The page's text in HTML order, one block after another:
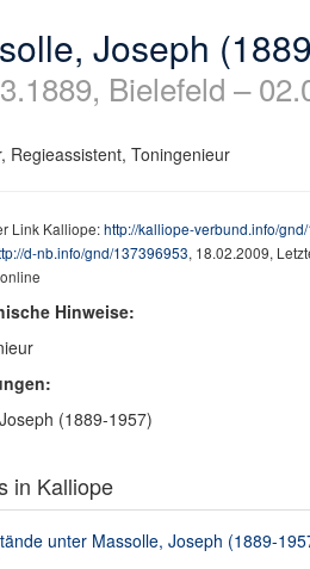
Joseph
Bielefeld –
Regieassistent, Toningenieur
Link Kalliope:http://kalliope-verbund.info/
d-nb.info/gnd/137396953, 18.02.2009,
Hinweise:
(1889-1957)
in Kalliope
unter Massolle, Joseph (1889-